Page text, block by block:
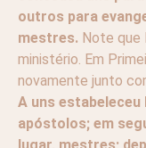
outros para
mestres. Note que
ministério. Em
novamente junto
A uns
apóstolos; em
lugar, mestres;